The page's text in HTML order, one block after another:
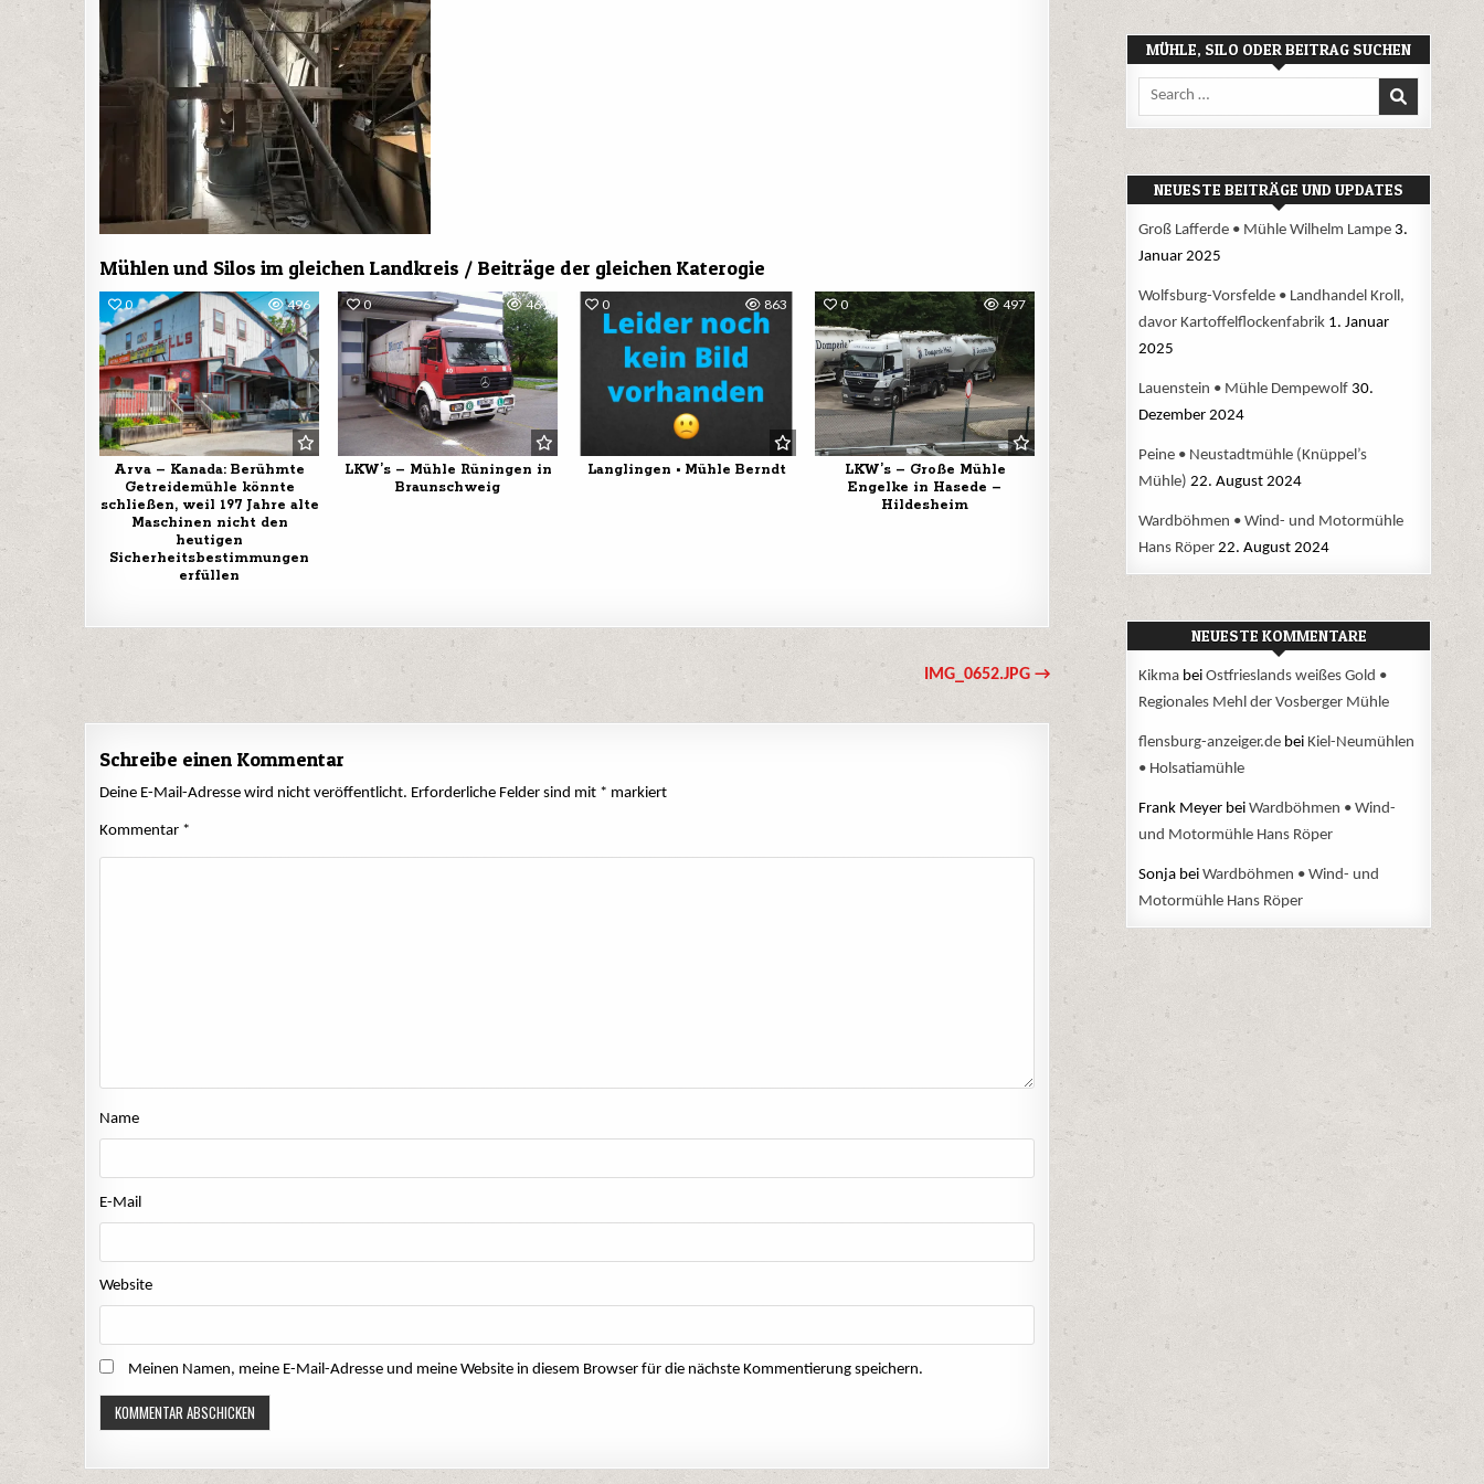
Mühlen und Silos im gleichen Landkreis / Beiträge der gleichen Katerogie
0 496
Arva – Kanada: Berühmte
Getreidemühle könnte
schließen, weil 197 Jahre alte
Maschinen nicht den
heutigen
Sicherheitsbestimmungen
erfüllen
0 461
LKW’s – Mühle Rüningen in
Braunschweig
0 863
Langlingen • Mühle Berndt
0 497
LKW’s – Große Mühle
Engelke in Hasede –
Hildesheim
Beitrags- IMG_0652.JPG →
Schreibe einen Kommentar
Deine E-Mail-Adresse wird nicht veröffentlicht. Erforderliche Felder sind mit * markiert
Kommentar *
Name
E-Mail
Website
Meinen Namen, meine E-Mail-Adresse und meine Website in diesem Browser für die nächste Kommentierung speichern.
MÜHLE, SILO ODER BEITRAG SUCHEN
Search
for:
NEUESTE BEITRÄGE UND UPDATES
Groß Lafferde • Mühle Wilhelm Lampe 3.
Januar 2025
Wolfsburg-Vorsfelde • Landhandel Kroll,
davor Kartoffelflockenfabrik 1. Januar
2025
Lauenstein • Mühle Dempewolf 30.
Dezember 2024
Peine • Neustadtmühle (Knüppel’s
Mühle) 22. August 2024
Wardböhmen • Wind- und Motormühle
Hans Röper 22. August 2024
NEUESTE KOMMENTARE
Kikma beiOstfrieslands weißes Gold •
Regionales Mehl der Vosberger Mühle
flensburg-anzeiger.de bei Kiel-Neumühlen
• Holsatiamühle
Frank Meyer beiWardböhmen • Wind-
und Motormühle Hans Röper
Sonja beiWardböhmen • Wind- und
Motormühle Hans Röper